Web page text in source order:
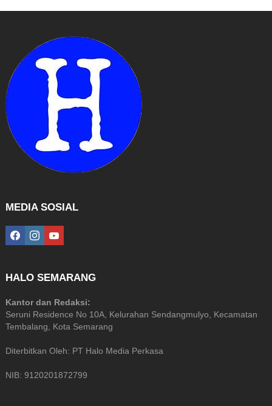
MEDIA SOSIAL
facebookinstagramyoutube
HALO SEMARANG
Kantor dan Redaksi:
Seruni Residence No 10A, Kelurahan Sendangmulyo, Kecamatan
Tembalang, Kota Semarang
Diterbitkan Oleh: PT Halo Media Perkasa
NIB: 9120201872799